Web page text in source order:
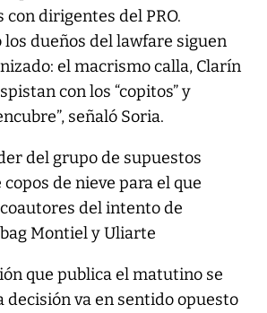
dirigentes del PRO.
dueños del lawfare siguen
el macrismo calla, Clarín
con los “copitos” y
señaló Soria.
del grupo de supuestos
de nieve para el que
del intento de
Montiel y Uliarte
que publica el matutino se
decisión va en sentido opuesto